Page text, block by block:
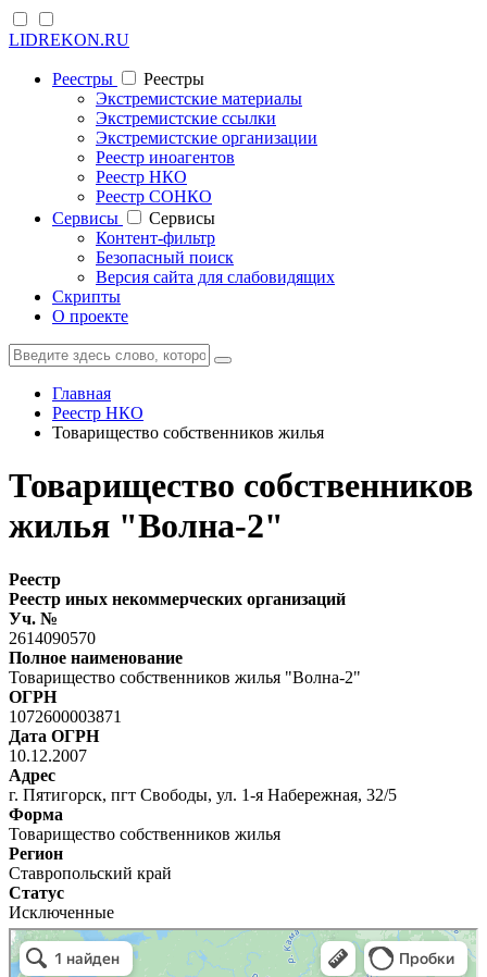
LIDREKON.RU
Реестры
Реестры
Экстремистские материалы
Экстремистские ссылки
Экстремистские организации
Реестр иноагентов
Реестр НКО
Реестр СОНКО
Cервисы
Cервисы
Контент-фильтр
Безопасный поиск
Версия сайта для слабовидящих
Скрипты
О проекте
Главная
Реестр НКО
Товарищество собственников жилья
Товарищество собственников
жилья "Волна-2"
Реестр
Реестр иных некоммерческих организаций
Уч. №
2614090570
Полное наименование
Товарищество собственников жилья "Волна-2"
ОГРН
1072600003871
Дата ОГРН
10.12.2007
Адрес
г. Пятигорск, пгт Свободы, ул. 1-я Набережная, 32/5
Форма
Товарищество собственников жилья
Регион
Ставропольский край
Статус
Исключенные